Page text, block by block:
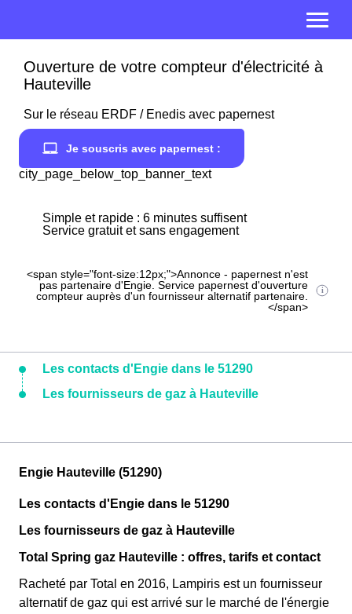
Ouverture de votre compteur d'électricité à
Hauteville
Sur le réseau ERDF / Enedis avec papernest
Je souscris avec papernest :
city_page_below_top_banner_text
Simple et rapide : 6 minutes suffisent
Service gratuit et sans engagement
<span style="font-size:12px;">Annonce - papernest n'est
pas partenaire d'Engie. Service papernest d'ouverture
compteur auprès d'un fournisseur alternatif partenaire.
</span>
Les contacts d'Engie dans le 51290
Les fournisseurs de gaz à Hauteville
Engie Hauteville (51290)
Les contacts d'Engie dans le 51290
Les fournisseurs de gaz à Hauteville
Total Spring gaz Hauteville : offres, tarifs et contact
Racheté par Total en 2016, Lampiris est un fournisseur
alternatif de gaz qui est arrivé sur le marché de l'énergie